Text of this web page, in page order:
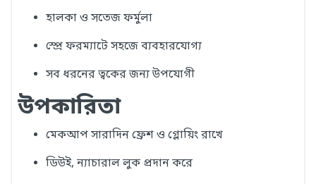
হালকা ও সতেজ ফর্মুলা
স্প্রে ফরম্যাটে সহজে ব্যবহারযোগ্য
সব ধরনের ত্বকের জন্য উপযোগী
উপকারিতা
মেকআপ সারাদিন ফ্রেশ ও গ্লোয়িং রাখে
ডিউই, ন্যাচারাল লুক প্রদান করে